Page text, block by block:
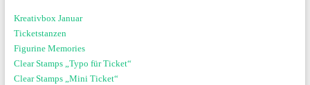
Kreativbox Januar
Ticketstanzen
Figurine Memories
Clear Stamps „Typo für Ticket“
Clear Stamps „Mini Ticket“